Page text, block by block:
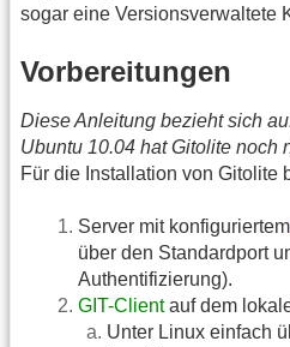
sogar eine Versionsverwaltete
Vorbereitungen
Diese Anleitung bezieht sich
Ubuntu 10.04 hat Gitolite noch
Für die Installation von Gitolite
Server mit konfiguriertem
über den Standardport
Authentifizierung).
GIT-Clientauf dem
Unter Linux einfach